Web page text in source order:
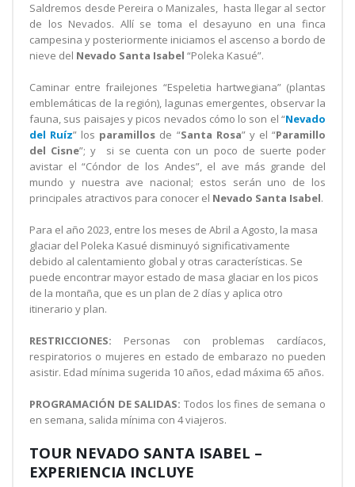
Saldremos desde Pereira o Manizales, hasta llegar al sector
de los Nevados. Allí se toma el desayuno en una finca
campesina y posteriormente iniciamos el ascenso a bordo de
nieve del Nevado Santa Isabel “Poleka Kasué”.
Caminar entre frailejones “Espeletia hartwegiana” (plantas
emblemáticas de la región), lagunas emergentes, observar la
fauna, sus paisajes y picos nevados cómo lo son el “Nevado
del Ruíz” los paramillos de “Santa Rosa” y el “Paramillo
del Cisne”; y si se cuenta con un poco de suerte poder
avistar el “Cóndor de los Andes”, el ave más grande del
mundo y nuestra ave nacional; estos serán uno de los
principales atractivos para conocer el Nevado Santa Isabel.
Para el año 2023, entre los meses de Abril a Agosto, la masa
glaciar del Poleka Kasué disminuyó significativamente
debido al calentamiento global y otras características. Se
puede encontrar mayor estado de masa glaciar en los picos
de la montaña, que es un plan de 2 días y aplica otro
itinerario y plan.
RESTRICCIONES: Personas con problemas cardíacos,
respiratorios o mujeres en estado de embarazo no pueden
asistir. Edad mínima sugerida 10 años, edad máxima 65 años.
PROGRAMACIÓN DE SALIDAS: Todos los fines de semana o
en semana, salida mínima con 4 viajeros.
TOUR NEVADO SANTA ISABEL –
EXPERIENCIA INCLUYE